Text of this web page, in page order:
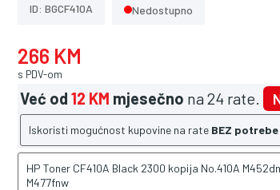
ID: BGCF410A Nedostupno
266 KM
s PDV-om
Već od 12 KM mjesečno na 24 rate.
Iskoristi mogućnost kupovine na rate BEZ
HP Toner CF410A Black 2300 kopija No.410A
M477fnw